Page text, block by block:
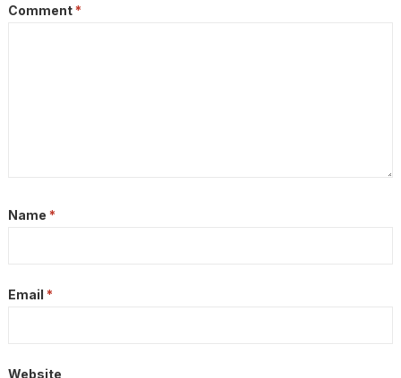
Comment *
Name *
Email *
Website